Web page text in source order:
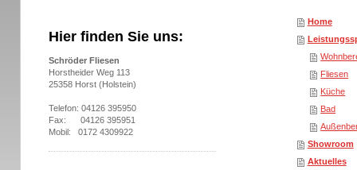
Hier finden Sie uns:
Schröder Fliesen
Horstheider Weg 113
25358 Horst (Holstein)
Telefon: 04126 395950
Fax: 04126 395951
Mobil: 0172 4309922
Home
Fliesen
Küche
Bad
Showroom
Aktuelles